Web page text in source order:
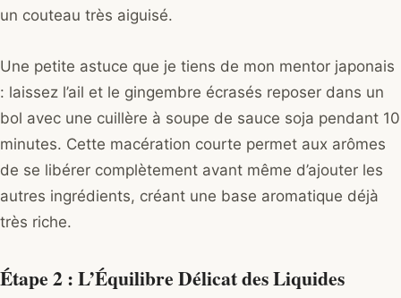
un couteau très aiguisé.
Une petite astuce que je tiens de mon mentor japonais
: laissez l’ail et le gingembre écrasés reposer dans un
bol avec une cuillère à soupe de sauce soja pendant 10
minutes. Cette macération courte permet aux arômes
de se libérer complètement avant même d’ajouter les
autres ingrédients, créant une base aromatique déjà
très riche.
Étape 2 : L’Équilibre Délicat des Liquides